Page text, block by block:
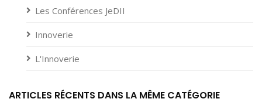
Les Conférences JeDII
Innoverie
L'Innoverie
ARTICLES RÉCENTS DANS LA MÊME CATÉGORIE